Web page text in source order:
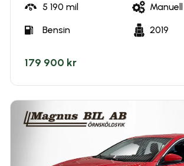
5 190 mil Manuell
Bensin 2019
179 900 kr